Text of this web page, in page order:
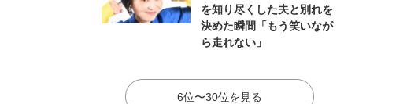
を知り尽くした夫と別れを
決めた瞬間「もう笑いなが
ら走れない」
6位〜30位を見る